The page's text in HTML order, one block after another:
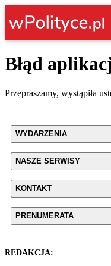
Błąd
Przepraszamy, wystąpiła
WYDARZENIA
NASZE SERWISY
KONTAKT
PRENUMERATA
REDAKCJA: